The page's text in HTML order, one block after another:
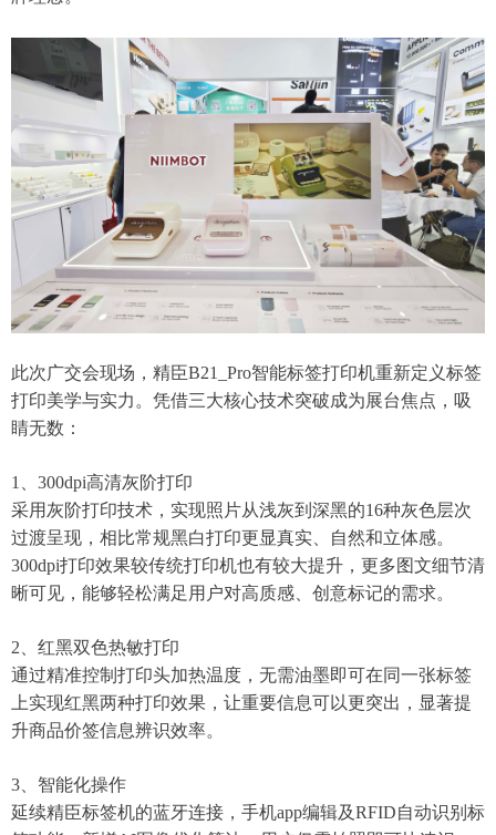
此次广交会现场，精臣B21_Pro智能标签打印机重新定义标签
打印美学与实力。凭借三大核心技术突破成为展台焦点，吸
睛无数：
1、300dpi高清灰阶打印
采用灰阶打印技术，实现照片从浅灰到深黑的16种灰色层次
过渡呈现，相比常规黑白打印更显真实、自然和立体感。
300dpi打印效果较传统打印机也有较大提升，更多图文细节清
晰可见，能够轻松满足用户对高质感、创意标记的需求。
2、红黑双色热敏打印
通过精准控制打印头加热温度，无需油墨即可在同一张标签
上实现红黑两种打印效果，让重要信息可以更突出，显著提
升商品价签信息辨识效率。
3、智能化操作
延续精臣标签机的蓝牙连接，手机app编辑及RFID自动识别标